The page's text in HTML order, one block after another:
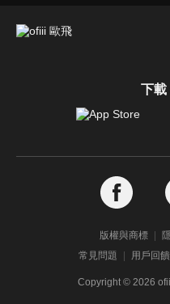
下載
版權與商標
常見問題
用戶回饋
Copyright © 2026